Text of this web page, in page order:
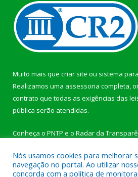
Muito mais que criar site ou sistema
Realizamos uma assessoria completa,
contrato que todas as exigências das
pública serão atendidas.
Conheça o PNTP e o Radar da
Nós usamos cookies para melhorar
navegação no portal. Ao utilizar
concorda com a política de